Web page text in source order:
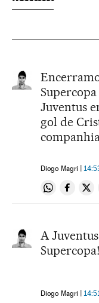
Juventus
gol de
Diogo Magri
Compartir
A
Supercopa!
Diogo Magri